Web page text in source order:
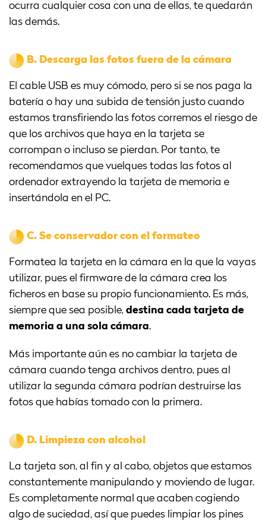
ocurra cualquier cosa con una de ellas, te quedarán
las demás.
B. Descarga las fotos fuera de la cámara
El cable USB es muy cómodo, pero si se nos paga la
batería o hay una subida de tensión justo cuando
estamos transfiriendo las fotos corremos el riesgo de
que los archivos que haya en la tarjeta se
corrompan o incluso se pierdan. Por tanto, te
recomendamos que vuelques todas las fotos al
ordenador extrayendo la tarjeta de memoria e
insertándola en el PC.
C. Se conservador con el formateo
Formatea la tarjeta en la cámara en la que la vayas
utilizar, pues el firmware de la cámara crea los
ficheros en base su propio funcionamiento. Es más,
siempre que sea posible, destina cada tarjeta de
memoria a una sola cámara.
Más importante aún es no cambiar la tarjeta de
cámara cuando tenga archivos dentro, pues al
utilizar la segunda cámara podrían destruirse las
fotos que habías tomado con la primera.
D. Limpieza con alcohol
La tarjeta son, al fin y al cabo, objetos que estamos
constantemente manipulando y moviendo de lugar.
Es completamente normal que acaben cogiendo
algo de suciedad, así que puedes limpiar los pines